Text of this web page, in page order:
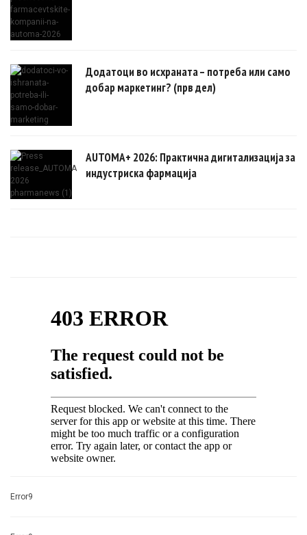
Додатоци во исхраната – потреба или само
добар маркетинг? (прв дел)
AUTOMA+ 2026: Практична дигитализација за
индустриска фармација
Error9